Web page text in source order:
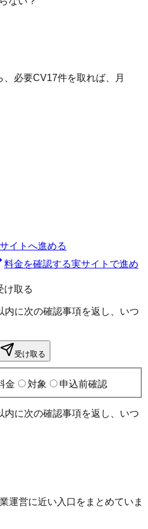
、必要CV17件を取れば、月
イトへ進める
料金を確認する実サイトで進め
け取る
内に次の確認事項を返し、いつ
受け取る
金 対象 申込前確認
内に次の確認事項を返し、いつ
運営に近い入口をまとめていま